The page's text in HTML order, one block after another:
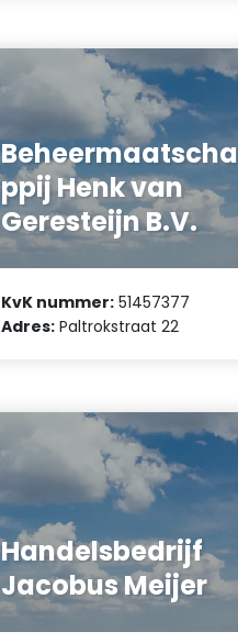
Beheermaatscha
ppij Henk van
Geresteijn B.V.
KvK nummer: 51457377
Adres: Paltrokstraat 22
Handelsbedrijf
Jacobus Meijer